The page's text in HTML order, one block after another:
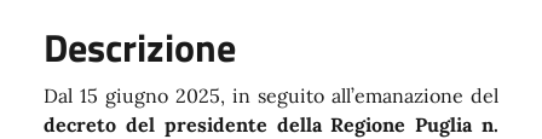
Descrizione
Dal 15 giugno 2025, in seguito all’emanazione del
decreto del presidente della Regione Puglia n.